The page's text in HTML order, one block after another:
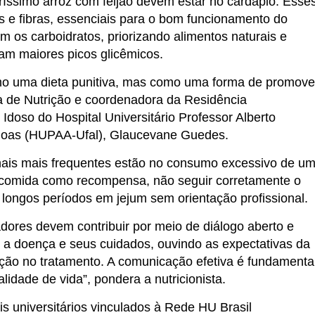
e fibras, essenciais para o bom funcionamento do
os carboidratos, priorizando alimentos naturais e
maiores picos glicêmicos.
uma dieta punitiva, mas como uma forma de
Nutrição e coordenadora da Residência
do Hospital Universitário Professor Alberto
(HUPAA-Ufal), Glaucevane Guedes.
mais frequentes estão no consumo excessivo de um
como recompensa, não seguir corretamente o
períodos em jejum sem orientação profissional.
devem contribuir por meio de diálogo aberto e
doença e seus cuidados, ouvindo as expectativas da
no tratamento. A comunicação efetiva é
de vida”, pondera a nutricionista.
universitários vinculados à Rede HU Brasil